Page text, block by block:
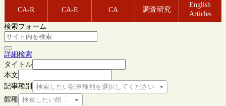
CA-R CA-E CA 調査研究
English
Articles
検索フォーム
詳細検索
タイトル
本文
記事種別
検索したい記事種別を選択してください
館種 検索したい館種を選択してください